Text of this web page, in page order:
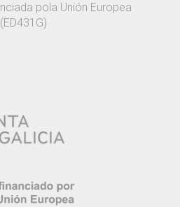
pola Unión Europea
(ED431G)